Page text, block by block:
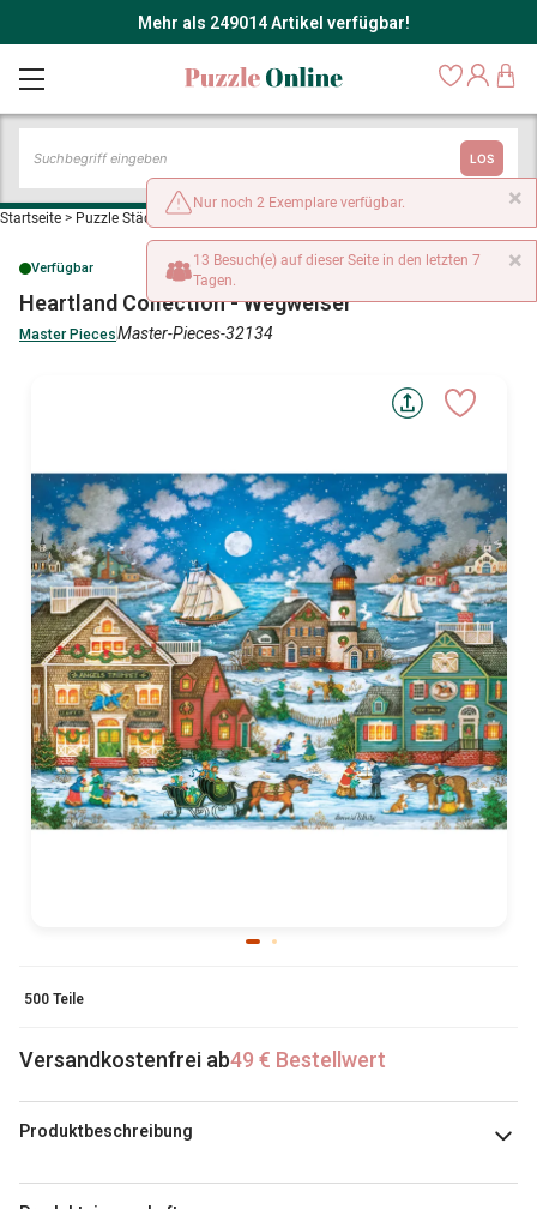
Mehr als 249014 Artikel verfügbar!
LOS
Startseite > Puzzle Städte und Dörfer
Verfügbar
Heartland Collection - Wegweiser
Master PiecesMaster-Pieces-32134
500 Teile
Versandkostenfrei ab49 € Bestellwert
Produktbeschreibung
Bonnie White
×
Nur noch 2 Exemplare verfügbar.
×
13 Besuch(e) auf dieser Seite in den letzten 7
Tagen.